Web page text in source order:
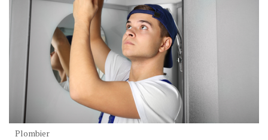
Plombier